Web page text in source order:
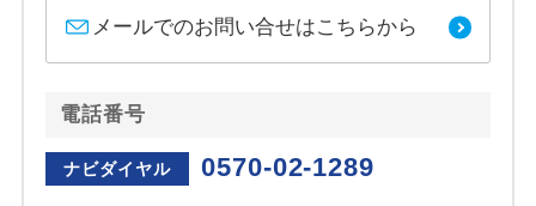
メールでのお問い合せはこちらから
電話番号
ナビダイヤル 0570-02-1289